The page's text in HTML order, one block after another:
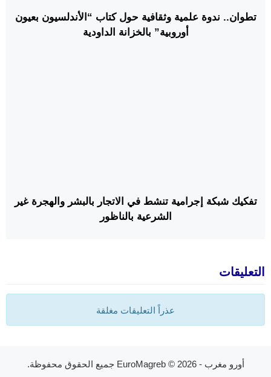
تطوان.. ندوة علمية وثقافية حول كتاب “الأندلسيون بعيون
أوروبية” بالخزانة الداودية
تفكيك شبكة إجرامية تنشط في الاتجار بالبشر والهجرة غير
الشرعية بالناظور
التعليقات
عذراً التعليقات مغلقة
أورو مغرب - EuroMagreb© 2026 جميع الحقوق محفوظة.